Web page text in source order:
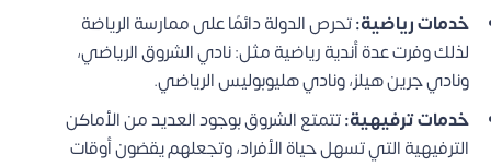
خدمات رياضية:تحرص الدولة دائمًا على ممارسة الرياضة
لذلك وفرت عدة أندية رياضية مثل: نادي الشروق الرياضي،
ونادي جرين هيلز، ونادي هليوبوليس الرياضي.
خدمات ترفيهية:تتمتع الشروق بوجود العديد من الأماكن
الترفيهية التي تسهل حياة الأفراد، وتجعلهم يقضون أوقات